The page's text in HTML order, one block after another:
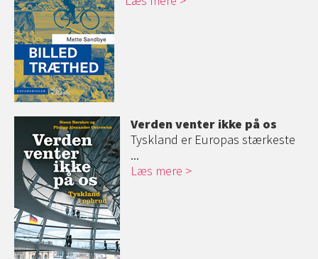
Verden venter ikke på os
Tyskland er Europas stærkeste
...
Læs mere